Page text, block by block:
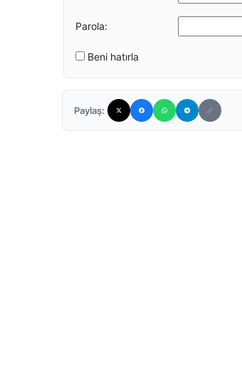
Parola:
Beni hatırla
Paylaş: